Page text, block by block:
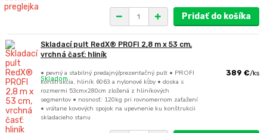
Pridať do košíka
Skladací pult RedX® PROFI 2,8 m x 53 cm,
vrchná časť: hliník
• pevný a stabilný predajný/prezentačný pult • PROFI
konštrukcia, hliník 6063 a nylonové kĺby • doska s
rozmermi 53cmx280cm zložená z hliníkových
segmentov • nosnosť: 120kg pri rovnomernom zaťažení
• vrátane kovových spojok na upevnenie ku konštrukcii
skladacieho stanu
389 €/ks
Skladom